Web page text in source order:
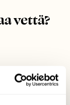
vettä?